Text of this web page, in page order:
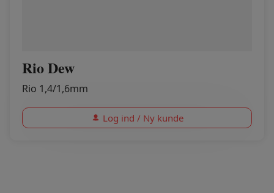
Rio Dew
Rio 1,4/1,6mm
Log ind / Ny kunde